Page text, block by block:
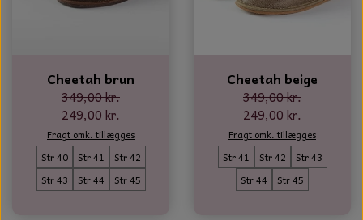
GLAS KUGLER
KERAMIK BLOMSTER
DUFT BLOKKE
VINDSPIL
Cheetah brun
349,00 kr.
249,00 kr.
Fragt omk. tillægges
Str 40
Str 41
Str 42
Str 43
Str 44 Str 45
Cheetah beige
349,00 kr.
249,00 kr.
Fragt omk. tillægges
Str 41
Str 42
Str 43
Str 44
Str 45